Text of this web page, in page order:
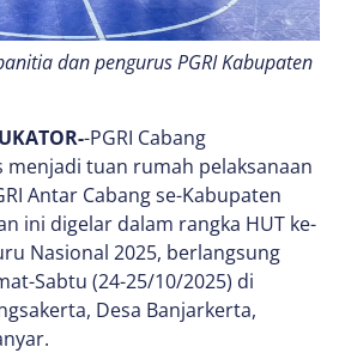
dan pengurus PGRI Kabupaten
-PGRI Cabang
menjadi tuan rumah pelaksanaan
Antar Cabang se-Kabupaten
ini digelar dalam rangka HUT ke-
Nasional 2025, berlangsung
Sabtu (24-25/10/2025) di
Desa Banjarkerta,